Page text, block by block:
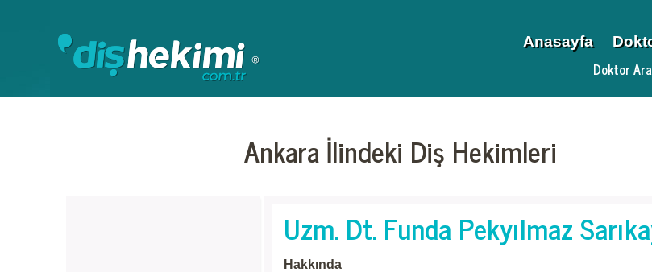
Anasayfa
Doktor Ara
Ankara İlindeki Diş Hekimleri
Uzm. Dt. Funda Pekyılmaz
Hakkında